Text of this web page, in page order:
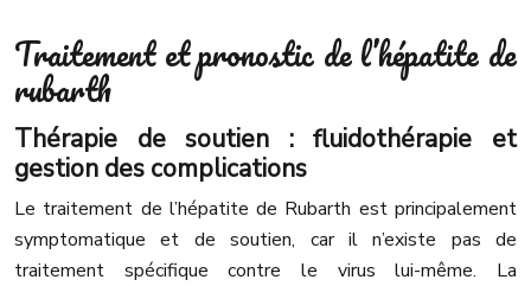
Traitement et pronostic de l’hépatite de
rubarth
Thérapie de soutien : fluidothérapie et
gestion des complications
Le traitement de l’hépatite de Rubarth est principalement
symptomatique et de soutien, car il n’existe pas de
traitement spécifique contre le virus lui-même. La